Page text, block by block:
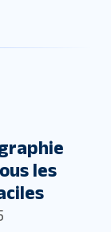
les